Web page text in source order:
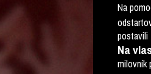
Na
postavili
Na
milovník